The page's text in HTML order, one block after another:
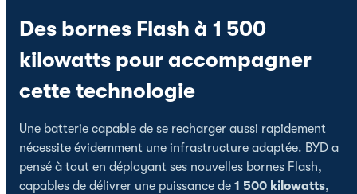
Des bornes Flash à 1 500
kilowatts pour accompagner
cette technologie
Une batterie capable de se recharger aussi rapidement
nécessite évidemment une infrastructure adaptée. BYD a
pensé à tout en déployant ses nouvelles bornes Flash,
capables de délivrer une puissance de 1 500 kilowatts,